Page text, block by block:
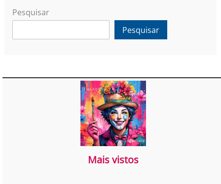
Pesquisar
Pesquisar
Mais vistos